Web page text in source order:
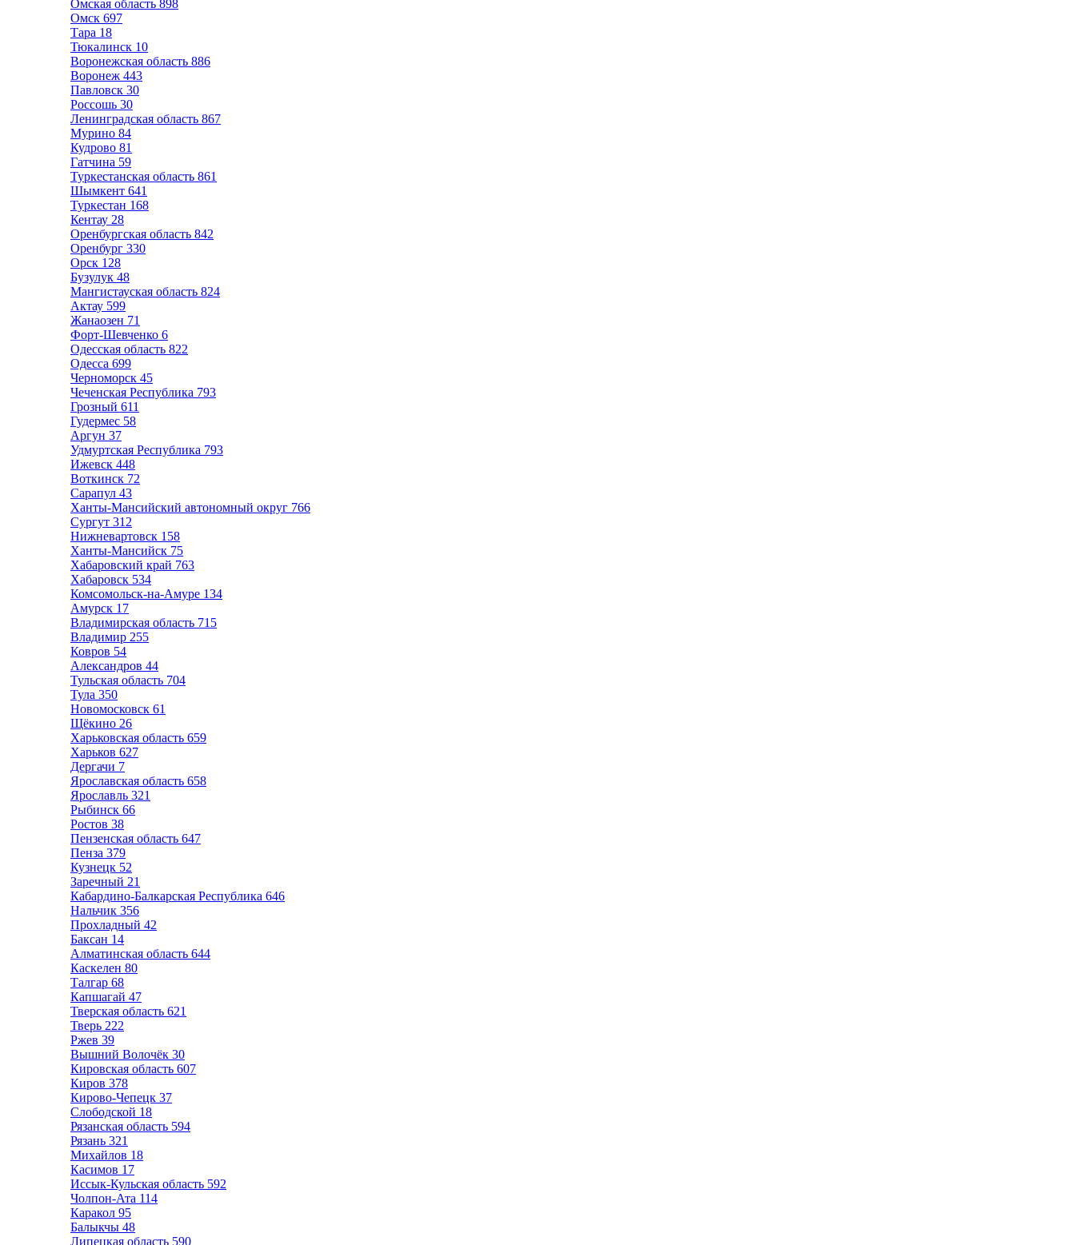
Омская область 898
Омск 697
Тара 18
Тюкалинск 10
Воронежская область 886
Воронеж 443
Павловск 30
Россошь 30
Ленинградская область 867
Мурино 84
Кудрово 81
Гатчина 59
Туркестанская область 861
Шымкент 641
Туркестан 168
Кентау 28
Оренбургская область 842
Оренбург 330
Орск 128
Бузулук 48
Мангистауская область 824
Актау 599
Жанаозен 71
Форт-Шевченко 6
Одесская область 822
Одесса 699
Черноморск 45
Чеченская Республика 793
Грозный 611
Гудермес 58
Аргун 37
Удмуртская Республика 793
Ижевск 448
Воткинск 72
Сарапул 43
Ханты-Мансийский автономный округ 766
Сургут 312
Нижневартовск 158
Ханты-Мансийск 75
Хабаровский край 763
Хабаровск 534
Комсомольск-на-Амуре 134
Амурск 17
Владимирская область 715
Владимир 255
Ковров 54
Александров 44
Тульская область 704
Тула 350
Новомосковск 61
Щёкино 26
Харьковская область 659
Харьков 627
Дергачи 7
Ярославская область 658
Ярославль 321
Рыбинск 66
Ростов 38
Пензенская область 647
Пенза 379
Кузнецк 52
Заречный 21
Кабардино-Балкарская Республика 646
Нальчик 356
Прохладный 42
Баксан 14
Алматинская область 644
Каскелен 80
Талгар 68
Капшагай 47
Тверская область 621
Тверь 222
Ржев 39
Вышний Волочёк 30
Кировская область 607
Киров 378
Кирово-Чепецк 37
Слободской 18
Рязанская область 594
Рязань 321
Михайлов 18
Касимов 17
Иссык-Кульская область 592
Чолпон-Ата 114
Каракол 95
Балыкчы 48
Липецкая область 590